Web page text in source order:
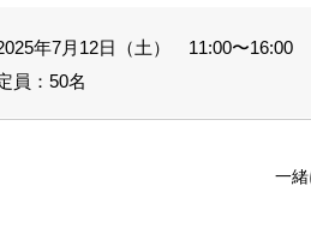
年7月12日（土） 11:00〜16:00
員：50名
一